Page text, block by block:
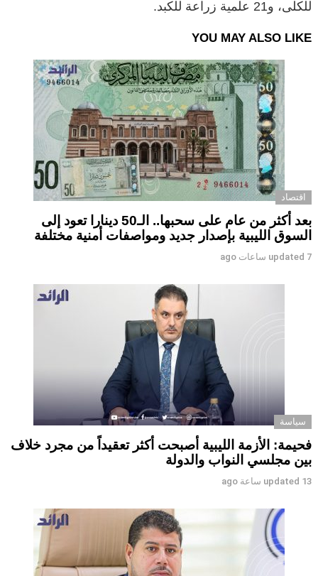
للكلى، و21 علمية زراعة للكبد.
YOU MAY ALSO LIKE
اقتصاد
بعد أكثر من عام على سحبها.. الـ50 دينارا تعود إلى
السوق الليبية بإصدار جديد ومواصفات أمنية مختلفة
updated 7 ساعات ago
سياسة
فحيمة: الأزمة الليبية أصبحت أكثر تعقيداً من مجرد خلاف
بين مجلسي النواب والدولة
updated 13 ساعة ago